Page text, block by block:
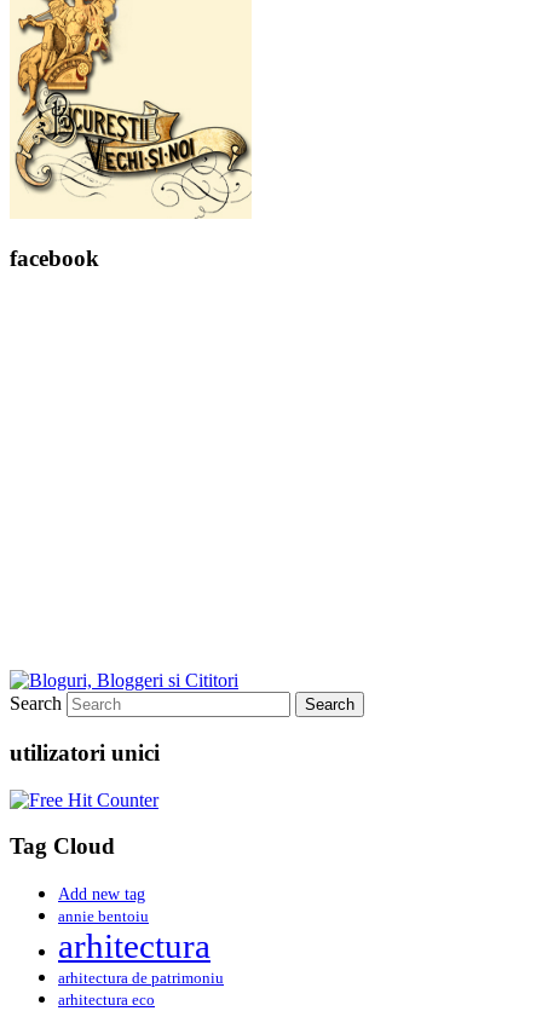
facebook
Search
utilizatori unici
Tag Cloud
Add new tag
annie bentoiu
arhitectura
arhitectura de patrimoniu
arhitectura eco